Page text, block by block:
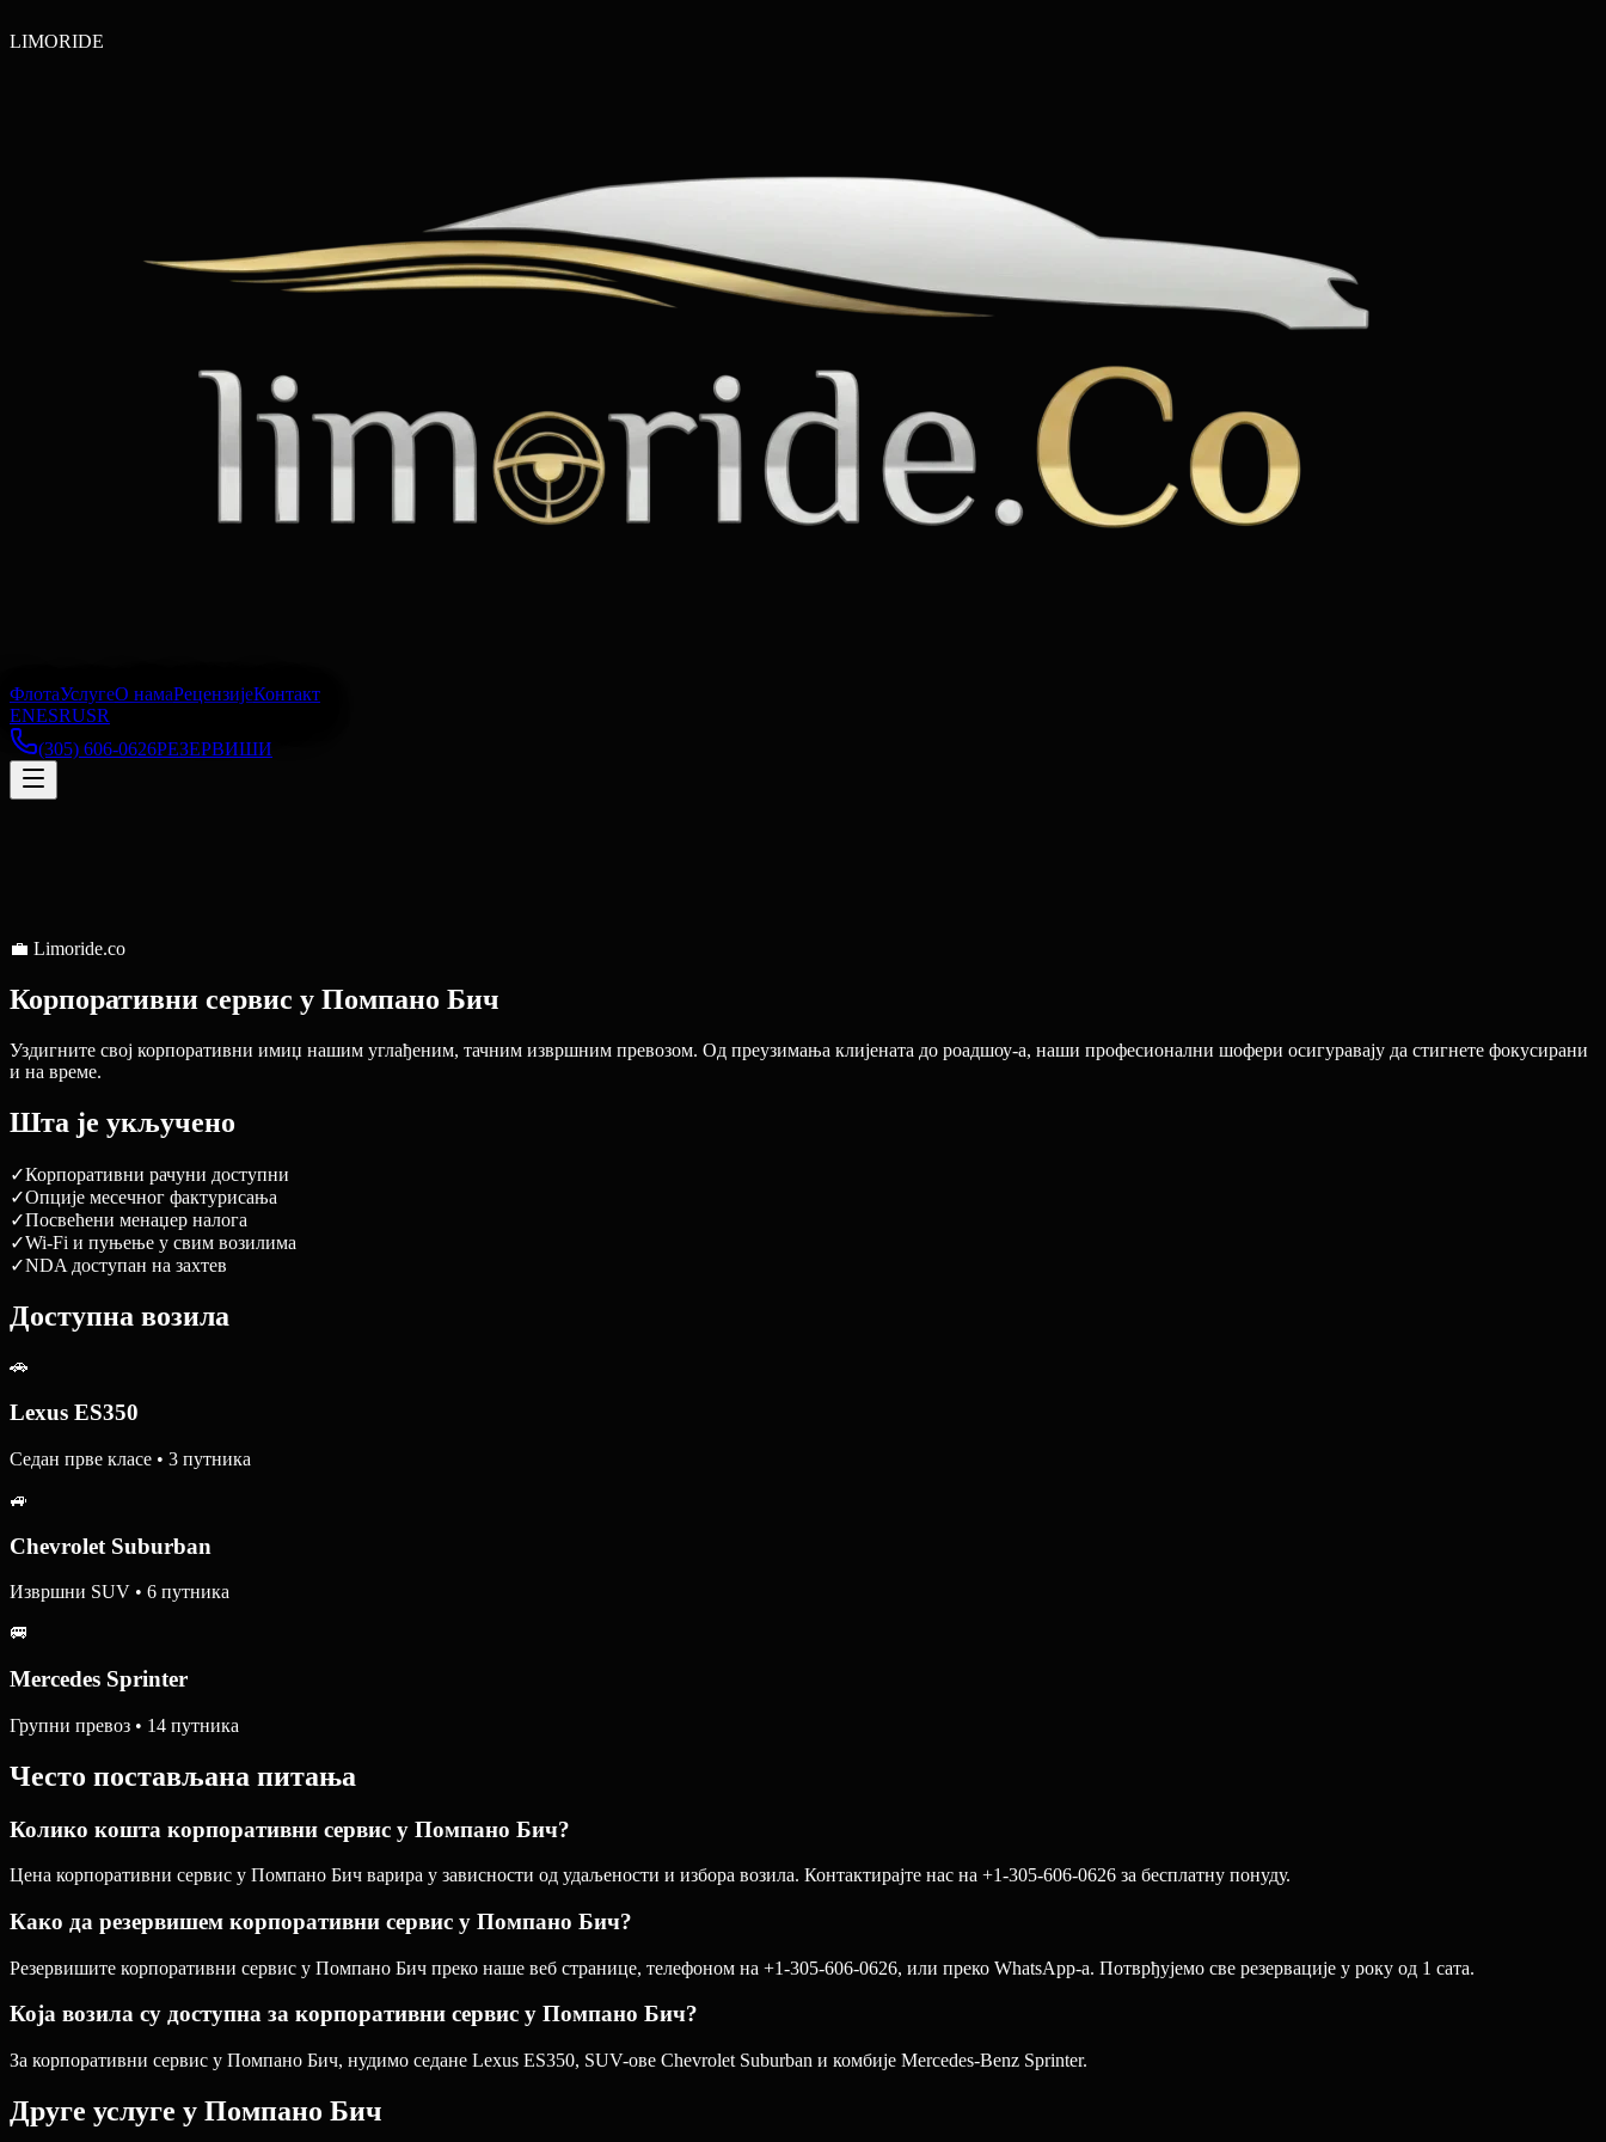
LIMORIDE
ФлотаУслугеО намаРецензијеКонтакт
ENESRUSR
(305) 606-0626РЕЗЕРВИШИ
💼 Limoride.co
Корпоративни сервис у Помпано Бич
Уздигните свој корпоративни имиџ нашим углађеним, тачним извршним превозом. Од преузимања клијената до роадшоу-а, наши професионални шофери осигуравају да стигнете фокусирани
и на време.
Шта је укључено
✓Корпоративни рачуни доступни
✓Опције месечног фактурисања
✓Посвећени менаџер налога
✓Wi-Fi и пуњење у свим возилима
✓NDA доступан на захтев
Доступна возила
🚗
Lexus ES350
Седан прве класе • 3 путника
🚙
Chevrolet Suburban
Извршни SUV • 6 путника
🚐
Mercedes Sprinter
Групни превоз • 14 путника
Често постављана питања
Колико кошта корпоративни сервис у Помпано Бич?
Цена корпоративни сервис у Помпано Бич варира у зависности од удаљености и избора возила. Контактирајте нас на +1-305-606-0626 за бесплатну понуду.
Како да резервишем корпоративни сервис у Помпано Бич?
Резервишите корпоративни сервис у Помпано Бич преко наше веб странице, телефоном на +1-305-606-0626, или преко WhatsApp-а. Потврђујемо све резервације у року од 1 сата.
Која возила су доступна за корпоративни сервис у Помпано Бич?
За корпоративни сервис у Помпано Бич, нудимо седане Lexus ES350, SUV-ове Chevrolet Suburban и комбије Mercedes-Benz Sprinter.
Друге услуге у Помпано Бич